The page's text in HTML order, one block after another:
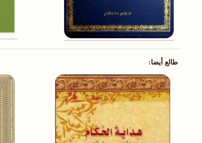
طالع أيضا